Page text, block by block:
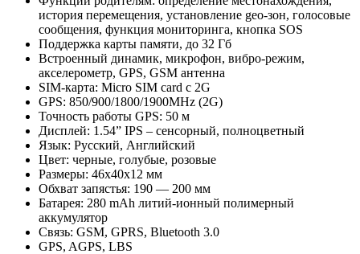
история перемещения, установление geo-зон, голосовые
сообщения, функция мониторинга, кнопка SOS
Поддержка карты памяти, до 32 Гб
Встроенный динамик, микрофон, вибро-режим,
акселерометр, GPS, GSM антенна
SIМ-карта: Micro SIM card c 2G
GPS: 850/900/1800/1900MHz (2G)
Точность работы GPS: 50 м
Дисплей: 1.54” IPS – сенсорный, полноцветный
Язык: Русский, Английский
Цвет: черные, голубые, розовые
Размеры: 46х40х12 мм
Обхват запястья: 190 — 200 мм
Батарея: 280 mAh литий-ионный полимерный
аккумулятор
Связь: GSM, GPRS, Bluetooth 3.0
GPS, AGPS, LBS